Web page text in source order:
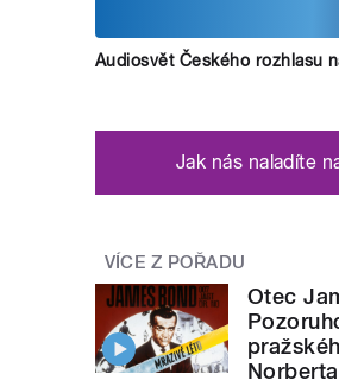
Audiosvět Českého rozhlasu
Jak nás naladíte
VÍCE Z POŘADU
Otec